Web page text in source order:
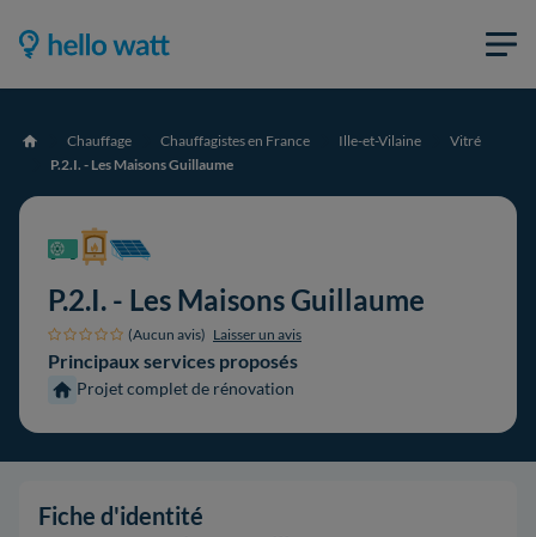
Accueil Chauffage Chauffagistes en France Ille-et-Vilaine
Vitré
P.2.I. - Les Maisons Guillaume
P.2.I. - Les Maisons Guillaume
(Aucun avis) Laisser un avis
Principaux services proposés
Projet complet de rénovation
Fiche d'identité